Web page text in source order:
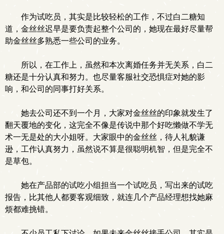
作为试吃员，其实是比较轻松的工作，不过白二糖知
道，金丝丝迟早是要负责起整个公司的，她现在最好尽量帮
助金丝丝多熟悉一些公司的业务。
所以，在工作上，虽然和本次离婚任务并无关系，白二
糖还是十分认真和努力。也尽量客服社交恐惧症对她的影
响，和公司的同事打好关系。
她去公司还不到一个月，大家对金丝丝的印象就发生了
翻天覆地的变化，这完全不像是传说中那个好吃懒做不学无
术一无是处的大小姐呀。大家眼中的金丝丝，待人礼貌谦
逊，工作认真努力，虽然说不算是很聪明机智，但是完全不
是草包。
她在产品部的试吃小组担当一个试吃员，写出来的试吃
报告，比其他人都要客观细致，就连几个产品经理想找她麻
烦都难挑错。